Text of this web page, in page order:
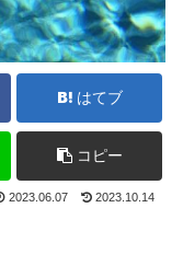
はてブ
コピー
2023.06.07 2023.10.14